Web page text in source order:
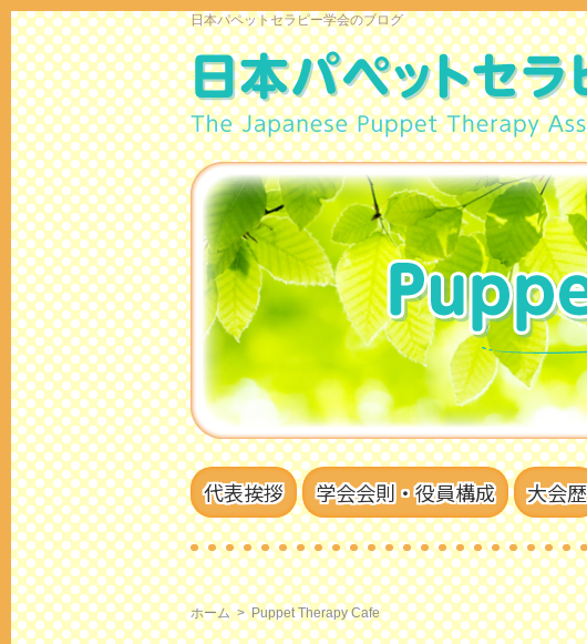
日本パペットセラピー学会のブログ
代表挨拶 学会会則・役員構成 大会歴
ホーム > Puppet Therapy Cafe